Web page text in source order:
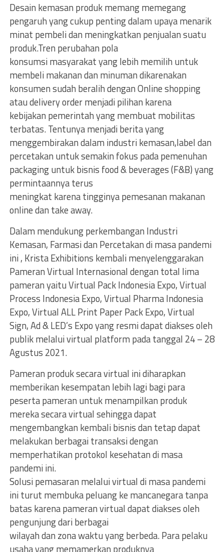
Desain kemasan produk memang memegang
pengaruh yang cukup penting dalam upaya menarik
minat pembeli dan meningkatkan penjualan suatu
produk.Tren perubahan pola
konsumsi masyarakat yang lebih memilih untuk
membeli makanan dan minuman dikarenakan
konsumen sudah beralih dengan Online shopping
atau delivery order menjadi pilihan karena
kebijakan pemerintah yang membuat mobilitas
terbatas. Tentunya menjadi berita yang
menggembirakan dalam industri kemasan,label dan
percetakan untuk semakin fokus pada pemenuhan
packaging untuk bisnis food & beverages (F&B) yang
permintaannya terus
meningkat karena tingginya pemesanan makanan
online dan take away.
Dalam mendukung perkembangan Industri
Kemasan, Farmasi dan Percetakan di masa pandemi
ini , Krista Exhibitions kembali menyelenggarakan
Pameran Virtual Internasional dengan total lima
pameran yaitu Virtual Pack Indonesia Expo, Virtual
Process Indonesia Expo, Virtual Pharma Indonesia
Expo, Virtual ALL Print Paper Pack Expo, Virtual
Sign, Ad & LED’s Expo yang resmi dapat diakses oleh
publik melalui virtual platform pada tanggal 24 – 28
Agustus 2021.
Pameran produk secara virtual ini diharapkan
memberikan kesempatan lebih lagi bagi para
peserta pameran untuk menampilkan produk
mereka secara virtual sehingga dapat
mengembangkan kembali bisnis dan tetap dapat
melakukan berbagai transaksi dengan
memperhatikan protokol kesehatan di masa
pandemi ini.
Solusi pemasaran melalui virtual di masa pandemi
ini turut membuka peluang ke mancanegara tanpa
batas karena pameran virtual dapat diakses oleh
pengunjung dari berbagai
wilayah dan zona waktu yang berbeda. Para pelaku
usaha yang memamerkan produknya